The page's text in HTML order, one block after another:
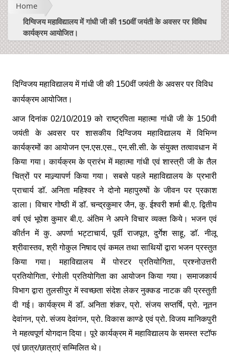
Home
दिग्विजय महाविद्यालय में गांधी जी की 150वीं जयंती के अवसर पर विविध
कार्यक्रम आयोजित।
दिग्विजय महाविद्यालय में गांधी जी की 150वीं जयंती के अवसर पर विविध
कार्यक्रम आयोजित।
आज दिनांक 02/10/2019 को राष्ट्रपिता महात्मा गांधी जी के 150वी
जयंती के अवसर पर शासकीय दिग्विजय महाविद्यालय में विभिन्न
कार्यक्रमों का आयोजन एन.एस.एस., एन.सी.सी. के संयुक्त तत्वावधान में
किया गया। कार्यक्रम के प्रारंभ में महात्मा गांधी एवं शास्त्री जी के तैल
चित्रों पर माल्र्यापर्ण किया गया। सबसे पहले महाविद्यालय के प्रभारी
प्राचार्य डाॅ. अनिता महिश्वर ने दोनो महापुरुषों के जीवन पर प्रकाश
डाला। विचार गोष्ठी में डाॅ. चन्द्रकुमार जैन, कु. ईश्वरी शर्मा बी.ए. द्वितीय
वर्ष एवं भूपेश कुमार बी.ए. अंतिम ने अपने विचार व्यक्त किये। भजन एवं
कीर्तन में कु. अपर्णा भट्टाचार्य, पूर्वी राजपूत, दुर्गेश साहू, डाॅ. नीलू
श्रीवास्तव, श्री गोकुल निषाद एवं कमल तथा साथियों द्वारा भजन प्रस्तुत
किया गया। महाविद्यालय में पोस्टर प्रतियोगिता, प्रश्नोउत्तरी
प्रतियोगिता, रंगोली प्रतियोगिता का आयोजन किया गया। समाजकार्य
विभाग द्वारा तुलसीपुर में स्वच्छता संदेश लेकर नुक्कड नाटक की प्रस्तुती
दी गई। कार्यक्रम में डाॅ. अनिता शंकर, प्रो. संजय सप्तर्षि, प्रो. नूतन
देवांगन, प्रो. संजय देवांगन, प्रो. विकास काण्डे एवं प्रो. विजय मानिकपुरी
ने महत्वपूर्ण योगदान दिया। पूरे कार्यक्रम में महाविद्यालय के समस्त स्टाॅफ
एवं छात्र/छात्राएं सम्मिलित थे।